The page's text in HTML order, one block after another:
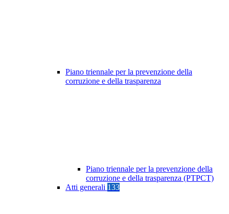
Piano triennale per la prevenzione della
corruzione e della trasparenza
Piano triennale per la prevenzione della
corruzione e della trasparenza (PTPCT)
Atti generali 133